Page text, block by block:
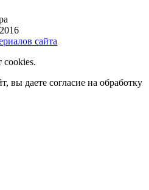
сайта
cookies.
вы даете согласие на обработку